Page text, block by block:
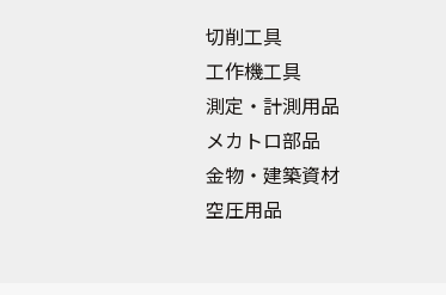
切削工具
工作機工具
測定・計測用品
メカトロ部品
金物・建築資材
空圧用品